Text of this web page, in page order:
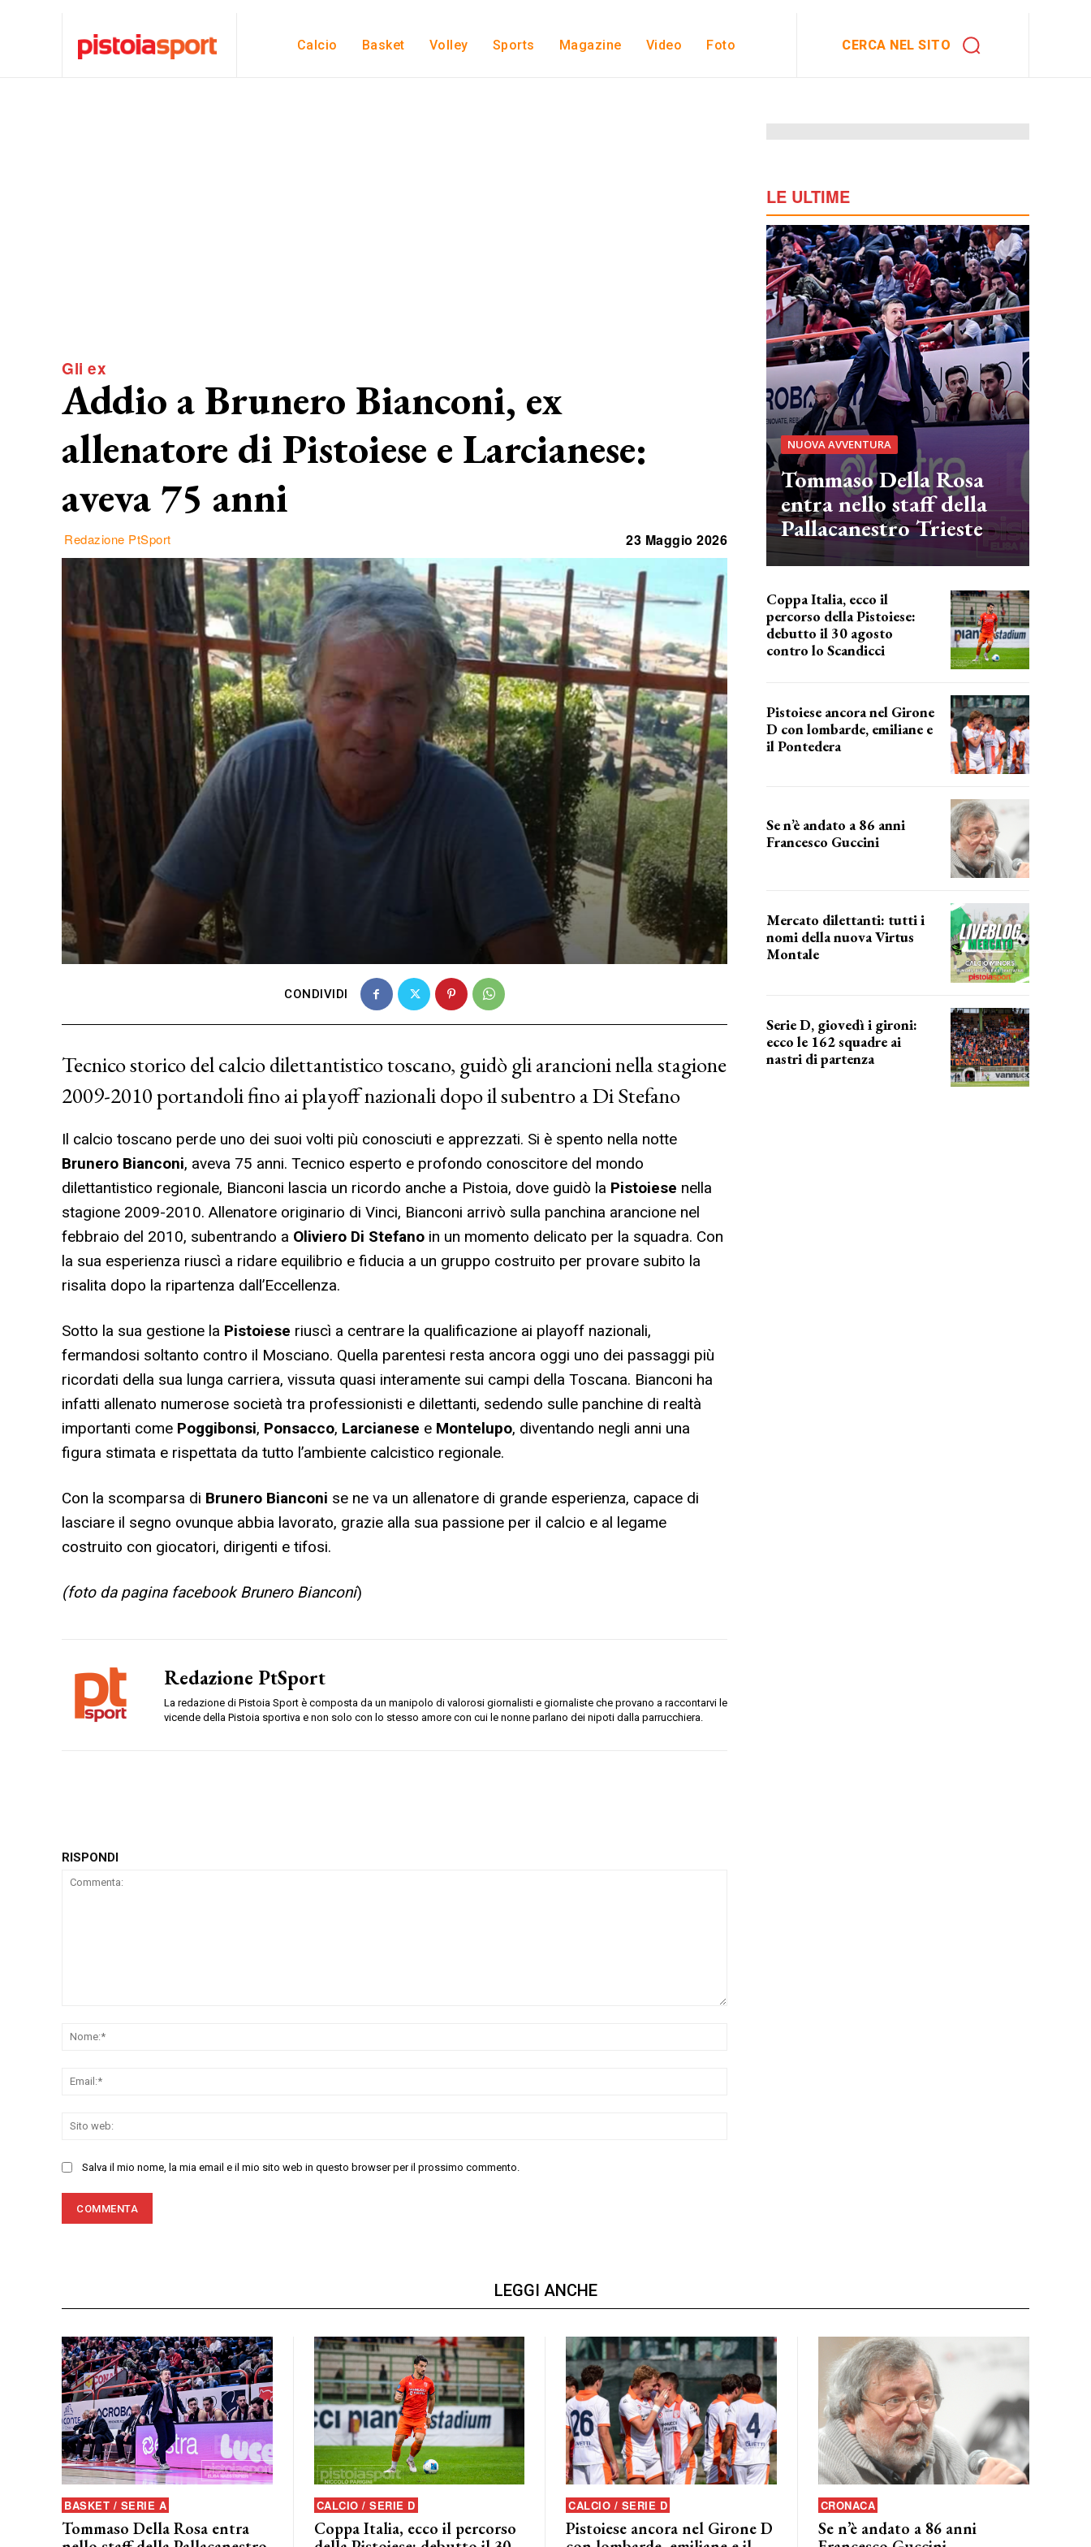
Calcio Basket Volley Sports Magazine Video Foto CERCA NEL SITO
Gli ex
Addio a Brunero Bianconi, ex
allenatore di Pistoiese e Larcianese:
aveva 75 anni
Redazione PtSport 23 Maggio 2026
CONDIVIDI
Tecnico storico del calcio dilettantistico toscano, guidò gli arancioni nella stagione
2009-2010 portandoli fino ai playoff nazionali dopo il subentro a Di Stefano
Il calcio toscano perde uno dei suoi volti più conosciuti e apprezzati. Si è spento nella notte
Brunero Bianconi, aveva 75 anni. Tecnico esperto e profondo conoscitore del mondo
dilettantistico regionale, Bianconi lascia un ricordo anche a Pistoia, dove guidò la Pistoiese nella
stagione 2009-2010. Allenatore originario di Vinci, Bianconi arrivò sulla panchina arancione nel
febbraio del 2010, subentrando a Oliviero Di Stefano in un momento delicato per la squadra. Con
la sua esperienza riuscì a ridare equilibrio e fiducia a un gruppo costruito per provare subito la
risalita dopo la ripartenza dall’Eccellenza.
Sotto la sua gestione la Pistoiese riuscì a centrare la qualificazione ai playoff nazionali,
fermandosi soltanto contro il Mosciano. Quella parentesi resta ancora oggi uno dei passaggi più
ricordati della sua lunga carriera, vissuta quasi interamente sui campi della Toscana. Bianconi ha
infatti allenato numerose società tra professionisti e dilettanti, sedendo sulle panchine di realtà
importanti come Poggibonsi, Ponsacco, Larcianese e Montelupo, diventando negli anni una
figura stimata e rispettata da tutto l’ambiente calcistico regionale.
Con la scomparsa di Brunero Bianconi se ne va un allenatore di grande esperienza, capace di
lasciare il segno ovunque abbia lavorato, grazie alla sua passione per il calcio e al legame
costruito con giocatori, dirigenti e tifosi.
(foto da pagina facebook Brunero Bianconi)
Redazione PtSport
La redazione di Pistoia Sport è composta da un manipolo di valorosi giornalisti e giornaliste che provano a raccontarvi le
vicende della Pistoia sportiva e non solo con lo stesso amore con cui le nonne parlano dei nipoti dalla parrucchiera.
RISPONDI
Salva il mio nome, la mia email e il mio sito web in questo browser per il prossimo commento.
LE ULTIME
NUOVA AVVENTURA
Tommaso Della Rosa
entra nello staff della
Pallacanestro Trieste
Coppa Italia, ecco il
percorso della Pistoiese:
debutto il 30 agosto
contro lo Scandicci
Pistoiese ancora nel Girone
D con lombarde, emiliane e
il Pontedera
Se n’è andato a 86 anni
Francesco Guccini
Mercato dilettanti: tutti i
nomi della nuova Virtus
Montale
Serie D, giovedì i gironi:
ecco le 162 squadre ai
nastri di partenza
LEGGI ANCHE
BASKET / SERIE A
Tommaso Della Rosa entra
CALCIO / SERIE D
Coppa Italia, ecco il percorso
CALCIO / SERIE D
Pistoiese ancora nel Girone D
CRONACA
Se n’è andato a 86 anni